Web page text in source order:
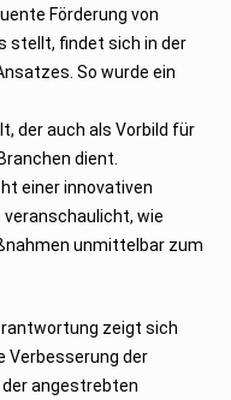
Förderung von
stellt, findet sich in der
So wurde ein
der auch als Vorbild für
dient.
einer innovativen
wie
unmittelbar zum
zeigt sich
Verbesserung der
angestrebten